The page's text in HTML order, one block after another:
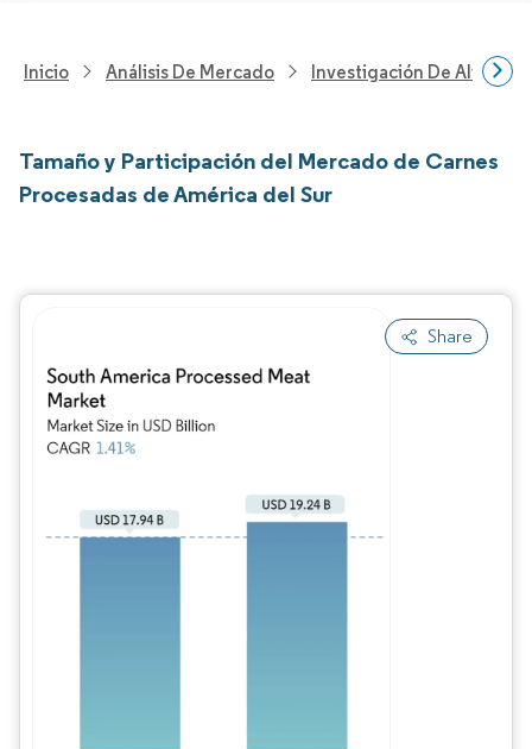
Inicio Análisis De Mercado Investigación De
Tamaño y Participación del Mercado de Carnes
Procesadas de América del Sur
Share